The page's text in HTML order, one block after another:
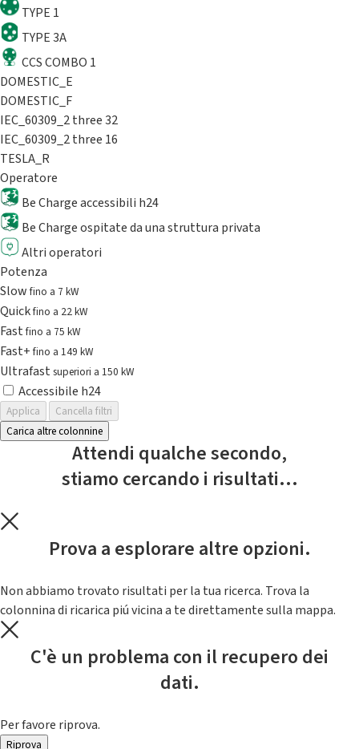
TYPE 1
TYPE 3A
CCS COMBO 1
DOMESTIC_E
DOMESTIC_F
IEC_60309_2 three 32
IEC_60309_2 three 16
TESLA_R
Operatore
Be Charge accessibili h24
Be Charge ospitate da una struttura privata
Altri operatori
Potenza
Slowfino a 7 kW
Quickfino a 22 kW
Fastfino a 75 kW
Fast+fino a 149 kW
Ultrafast superiori a 150 kW
Accessibile h24
Applica
Cancella filtri
Carica altre colonnine
Attendi qualche secondo,
stiamo cercando i risultati...
Prova a esplorare altre opzioni.
Non abbiamo trovato risultati per la tua ricerca. Trova la
colonnina di ricarica piú vicina a te direttamente sulla mappa.
C'è un problema con il recupero dei
dati.
Per favore riprova.
Riprova